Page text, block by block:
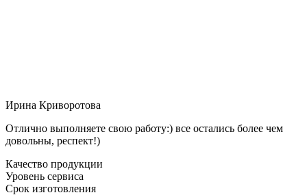
Ирина Криворотова
Отлично выполняете свою работу:) все остались более чем
довольны, респект!)
Качество продукции
Уровень сервиса
Срок изготовления